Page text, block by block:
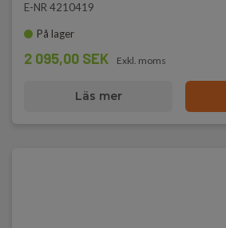
E-NR 4210419
På lager
2 095,00 SEK Exkl. moms
Läs mer